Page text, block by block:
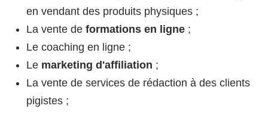
en vendant des produits physiques ;
La vente de formations en ligne ;
Le coaching en ligne ;
Le marketing d'affiliation ;
La vente de services de rédaction à des clients
pigistes ;